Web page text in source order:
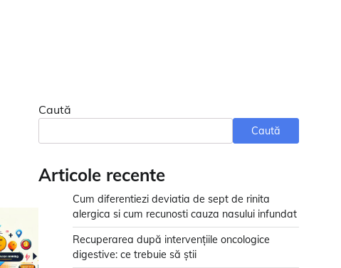
Caută
Caută
Articole recente
Cum diferentiezi deviatia de sept de rinita
alergica si cum recunosti cauza nasului infundat
Recuperarea după intervențiile oncologice
digestive: ce trebuie să știi